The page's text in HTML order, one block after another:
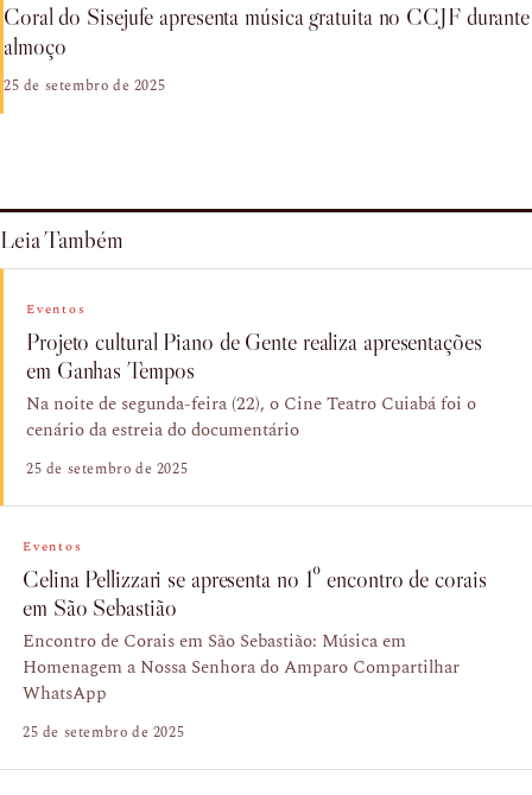
Coral do Sisejufe apresenta música gratuita no CCJF durante
almoço
25 de setembro de 2025
Leia Também
Eventos
Projeto cultural Piano de Gente realiza apresentações
em Ganhas Tempos
Na noite de segunda-feira (22), o Cine Teatro Cuiabá foi o
cenário da estreia do documentário
25 de setembro de 2025
Eventos
Celina Pellizzari se apresenta no 1º encontro de corais
em São Sebastião
Encontro de Corais em São Sebastião: Música em
Homenagem a Nossa Senhora do Amparo Compartilhar
WhatsApp
25 de setembro de 2025